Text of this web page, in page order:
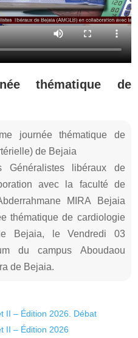
thématique de
journée thématique de
de Bejaia
Généralistes libéraux de
avec la faculté de
MIRA Bejaia
thématique de cardiologie
Bejaia, le Vendredi 03
du campus Aboudaou
de Bejaia.
II – Édition 2026. Débat
II – Édition 2026